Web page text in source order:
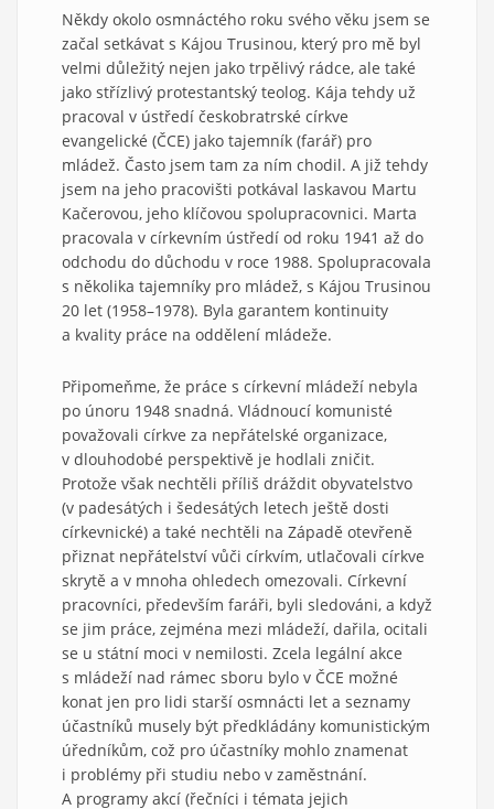
Někdy okolo osmnáctého roku svého věku jsem se
začal setkávat s Kájou Trusinou, který pro mě byl
velmi důležitý nejen jako trpělivý rádce, ale také
jako střízlivý protestantský teolog. Kája tehdy už
pracoval v ústředí českobratrské církve
evangelické (ČCE) jako tajemník (farář) pro
mládež. Často jsem tam za ním chodil. A již tehdy
jsem na jeho pracovišti potkával laskavou Martu
Kačerovou, jeho klíčovou spolupracovnici. Marta
pracovala v církevním ústředí od roku 1941 až do
odchodu do důchodu v roce 1988. Spolupracovala
s několika tajemníky pro mládež, s Kájou Trusinou
20 let (1958–1978). Byla garantem kontinuity
a kvality práce na oddělení mládeže.
Připomeňme, že práce s církevní mládeží nebyla
po únoru 1948 snadná. Vládnoucí komunisté
považovali církve za nepřátelské organizace,
v dlouhodobé perspektivě je hodlali zničit.
Protože však nechtěli příliš dráždit obyvatelstvo
(v padesátých i šedesátých letech ještě dosti
církevnické) a také nechtěli na Západě otevřeně
přiznat nepřátelství vůči církvím, utlačovali církve
skrytě a v mnoha ohledech omezovali. Církevní
pracovníci, především faráři, byli sledováni, a když
se jim práce, zejména mezi mládeží, dařila, ocitali
se u státní moci v nemilosti. Zcela legální akce
s mládeží nad rámec sboru bylo v ČCE možné
konat jen pro lidi starší osmnácti let a seznamy
účastníků musely být předkládány komunistickým
úředníkům, což pro účastníky mohlo znamenat
i problémy při studiu nebo v zaměstnání.
A programy akcí (řečníci i témata jejich